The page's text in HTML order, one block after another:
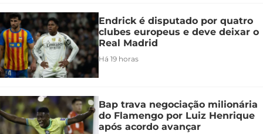
Endrick é disputado por quatro
clubes europeus e deve deixar o
Real Madrid
Há 19 horas
Bap trava negociação milionária
do Flamengo por Luiz Henrique
após acordo avançar